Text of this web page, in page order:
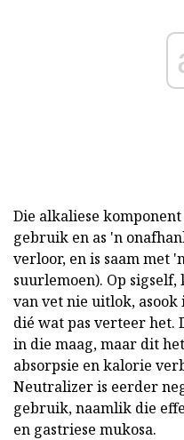
Die alkaliese
gebruik en as 'n
verloor, en is saam met
suurlemoen). Op
van vet nie uitlok,
dié wat pas verteer het.
in die maag, maar dit
absorpsie en kalorie
Neutralizer is eerder
gebruik, naamlik die
en gastriese mukosa.